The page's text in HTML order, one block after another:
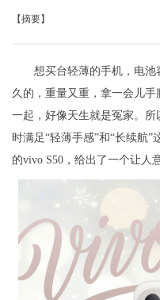
【摘要】
想买台轻薄的手机，电
久的，重量又重，拿一会儿
一起，好像天生就是冤家。
时满足“轻薄手感”和“长续航
的vivo S50，给出了一个让人